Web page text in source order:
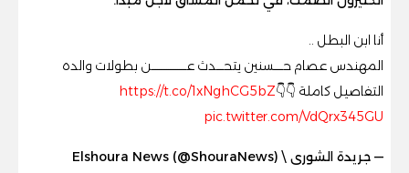
أنا ابن البطل ..
المهندس عصام حـــــسنين يتحــــدث عـــــــــــــــــــن بطولات والده
التفاصيل كاملة 👇👇https://t.co/1xNghCG5bZ
pic.twitter.com/VdQrx345GU
— جريدة الشورى \ Elshoura News (@ShouraNews)